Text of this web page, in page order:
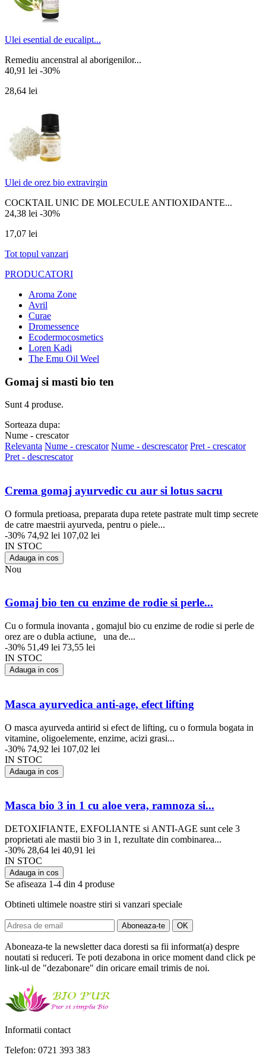
Ulei esential de eucalipt...
Remediu ancenstral al aborigenilor...
40,91 lei -30%
28,64 lei
Ulei de orez bio extravirgin
COCKTAIL UNIC DE MOLECULE ANTIOXIDANTE...
24,38 lei -30%
17,07 lei
Tot topul vanzari
PRODUCATORI
Aroma Zone
Avril
Curae
Dromessence
Ecodermocosmetics
Loren Kadi
The Emu Oil Weel
Gomaj si masti bio ten
Sunt 4 produse.
Sorteaza dupa:
Nume - crescator
Relevanta Nume - crescator Nume - descrescator Pret - crescator
Pret - descrescator
Crema gomaj ayurvedic cu aur si lotus sacru
O formula pretioasa, preparata dupa retete pastrate mult timp secrete
de catre maestrii ayurveda, pentru o piele...
-30% 74,92 lei 107,02 lei
IN STOC
Adauga in cos
Nou
Gomaj bio ten cu enzime de rodie si perle...
Cu o formula inovanta , gomajul bio cu enzime de rodie si perle de
orez are o dubla actiune, una de...
-30% 51,49 lei 73,55 lei
IN STOC
Adauga in cos
Masca ayurvedica anti-age, efect lifting
O masca ayurveda antirid si efect de lifting, cu o formula bogata in
vitamine, oligoelemente, enzime, acizi grasi...
-30% 74,92 lei 107,02 lei
IN STOC
Adauga in cos
Masca bio 3 in 1 cu aloe vera, ramnoza si...
DETOXIFIANTE, EXFOLIANTE si ANTI-AGE sunt cele 3
proprietati ale mastii bio 3 in 1, rezultate din combinarea...
-30% 28,64 lei 40,91 lei
IN STOC
Adauga in cos
Se afiseaza 1-4 din 4 produse
Obtineti ultimele noastre stiri si vanzari speciale
Aboneaza-te la newsletter daca doresti sa fii informat(a) despre
noutati si reduceri. Te poti dezabona in orice moment dand click pe
link-ul de "dezabonare" din oricare email trimis de noi.
Informatii contact
Telefon: 0721 393 383